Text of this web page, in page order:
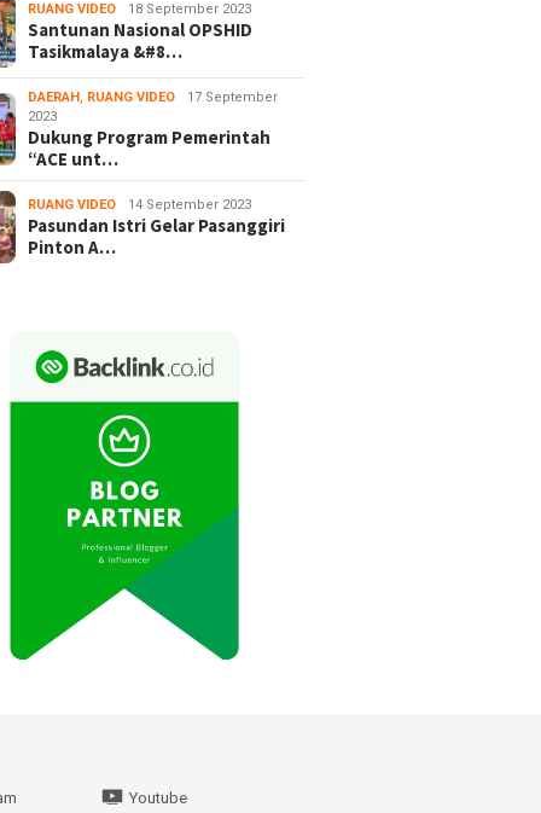
RUANG VIDEO 18 September 2023
Santunan Nasional OPSHID
Tasikmalaya &#8…
DAERAH , RUANG VIDEO
17 September
2023
Dukung Program Pemerintah
“ACE unt…
RUANG VIDEO 14 September 2023
Pasundan Istri Gelar Pasanggiri
Pinton A…
Youtube